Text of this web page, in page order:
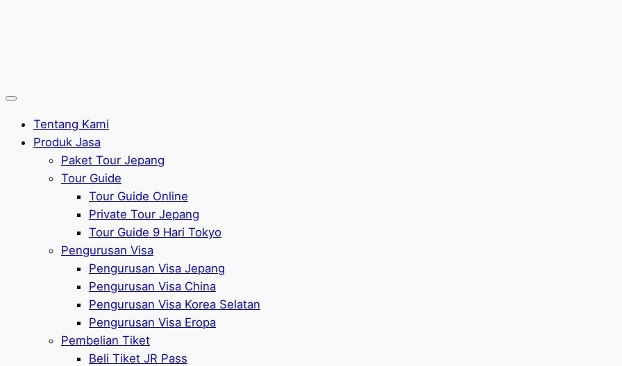
Tentang Kami
Produk Jasa
Paket Tour Jepang
Tour Guide
Tour Guide Online
Private Tour Jepang
Tour Guide 9 Hari Tokyo
Pengurusan Visa
Pengurusan Visa Jepang
Pengurusan Visa China
Pengurusan Visa Korea Selatan
Pengurusan Visa Eropa
Pembelian Tiket
Beli Tiket JR Pass